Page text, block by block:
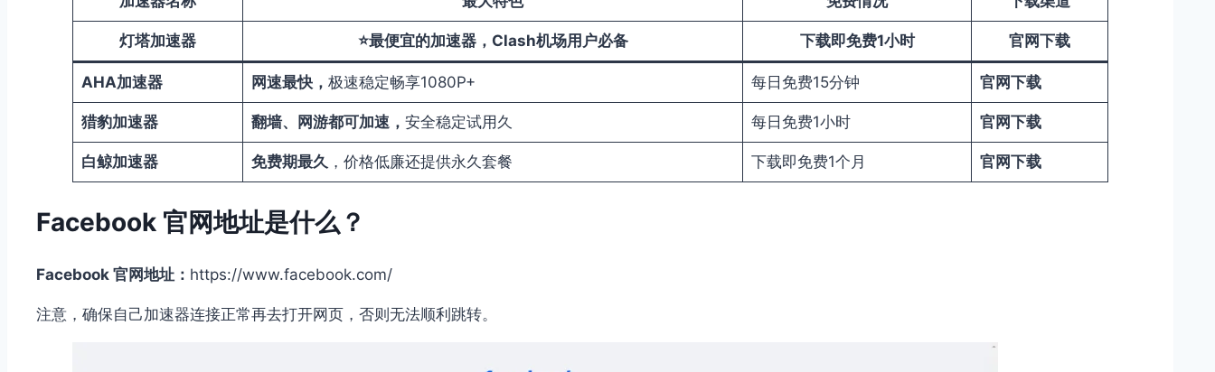
灯塔加速器 ⭐最便宜的加速器，Clash机场用户必备 下载即免费1小时 官网下载
AHA加速器 网速最快， 极速稳定畅享1080P+ 每日免费15分钟 官网下载
猎豹加速器 翻墙、网游都可加速， 安全稳定试用久 每日免费1小时 官网下载
白鲸加速器 免费期最久，价格低廉还提供永久套餐 下载即免费1个月 官网下载
Facebook 官网地址是什么？
Facebook 官网地址： https://www.facebook.com/
注意，确保自己加速器连接正常再去打开网页，否则无法顺利跳转。